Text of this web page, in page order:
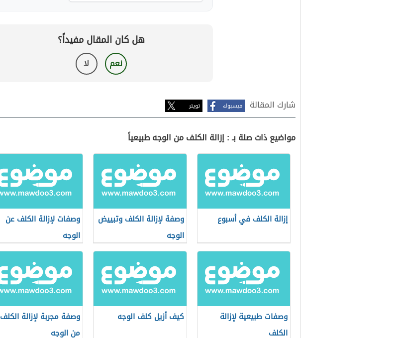
هل كان المقال مفيداً؟
نعم لا
شارك المقالة فيسبوك تويتر
مواضيع ذات صلة بـ : إزالة الكلف من الوجه طبيعياً
إزالة الكلف في أسبوع
وصفة لإزالة الكلف وتبييض
الوجه
وصفات لإزالة الكلف عن
الوجه
وصفات طبيعية لإزالة
الكلف
كيف أزيل كلف الوجه
وصفة مجربة لإزالة الكلف
من الوجه